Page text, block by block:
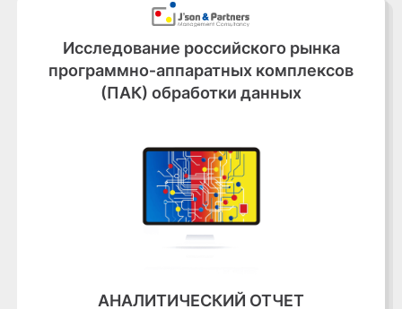
Исследование российского рынка
программно‑аппаратных комплексов
(ПАК) обработки данных
АНАЛИТИЧЕСКИЙ ОТЧЕТ